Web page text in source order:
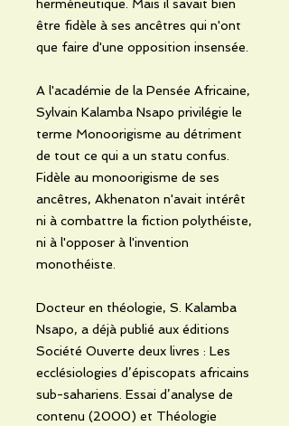
herméneutique. Mais il savait bien
être fidèle à ses ancêtres qui n'ont
que faire d'une opposition insensée.
A l'académie de la Pensée Africaine,
Sylvain Kalamba Nsapo privilégie le
terme Monoorigisme au détriment
de tout ce qui a un statu confus.
Fidèle au monoorigisme de ses
ancêtres, Akhenaton n'avait intérêt
ni à combattre la fiction polythéiste,
ni à l'opposer à l'invention
monothéiste.
Docteur en théologie, S. Kalamba
Nsapo, a déjà publié aux éditions
Société Ouverte deux livres : Les
ecclésiologies d’épiscopats africains
sub-sahariens. Essai d’analyse de
contenu (2000) et Théologie